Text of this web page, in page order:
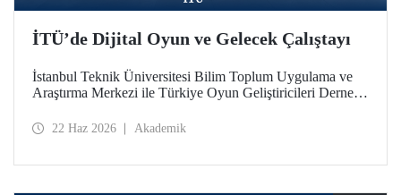
İTÜ’de Dijital Oyun ve Gelecek Çalıştayı
İstanbul Teknik Üniversitesi Bilim Toplum Uygulama ve
Araştırma Merkezi ile Türkiye Oyun Geliştiricileri Derneği
Gelecek Çalıştayı”, 17 Haziran 2026 tarihinde İTÜ
22 Haz 2026 Akademik